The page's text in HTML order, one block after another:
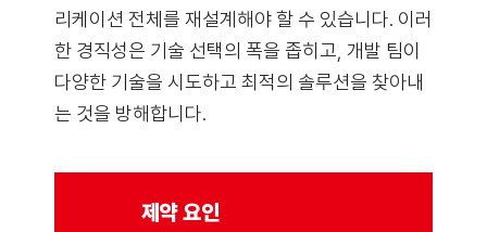
리케이션 전체를 재설계해야 할 수 있습니다. 이러
한 경직성은 기술 선택의 폭을 좁히고, 개발 팀이
다양한 기술을 시도하고 최적의 솔루션을 찾아내
는 것을 방해합니다.
제약 요인